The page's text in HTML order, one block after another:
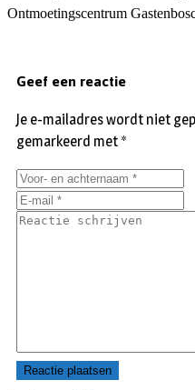
Ontmoetingscentrum
Geef een reactie
Je e-mailadres wordt niet
gemarkeerd met *